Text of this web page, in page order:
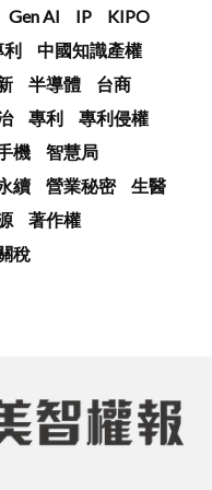
Gen AI IP
KIPO
中國知識產權
半導體
台商
專利
專利侵權
機
智慧局
續 營業秘密
生醫
著作權
稅